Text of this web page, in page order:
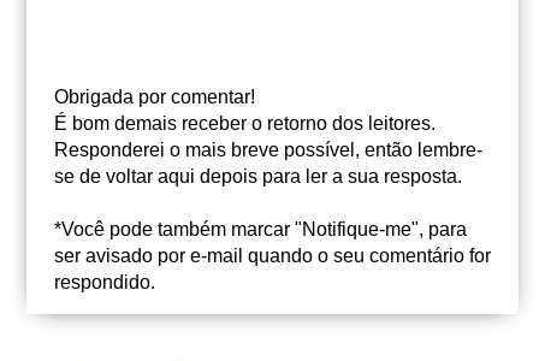
Obrigada por comentar!
É bom demais receber o retorno dos leitores.
Responderei o mais breve possível, então lembre-
se de voltar aqui depois para ler a sua resposta.
*Você pode também marcar "Notifique-me", para
ser avisado por e-mail quando o seu comentário for
respondido.